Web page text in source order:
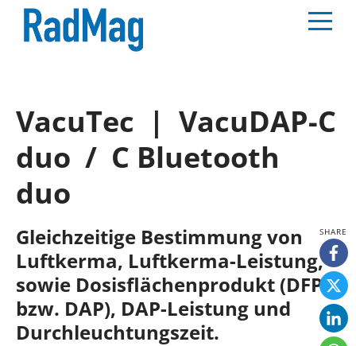
VacuTec | VacuDAP-C
duo / C Bluetooth
duo
Gleichzeitige Bestimmung von
Luftkerma, Luftkerma-Leistung,
sowie Dosisflächenprodukt (DFP
bzw. DAP), DAP-Leistung und
Durchleuchtungszeit.